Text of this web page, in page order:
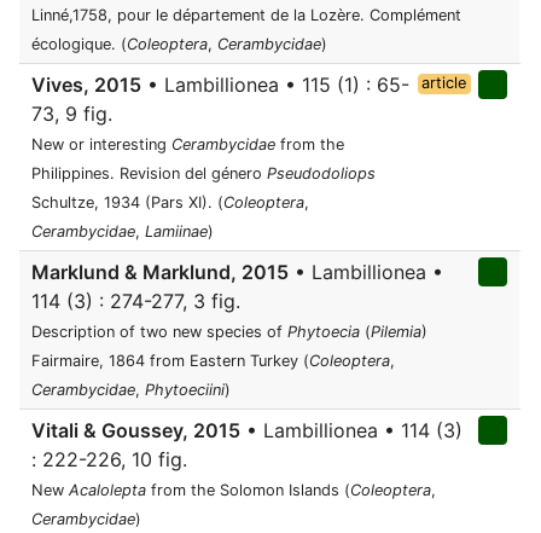
Linné,1758, pour le département de la Lozère. Complément
écologique. (Coleoptera, Cerambycidae)
Vives, 2015 • Lambillionea • 115 (1) : 65-
73, 9 fig.
New or interesting Cerambycidae from the
Philippines. Revision del género Pseudodoliops
Schultze, 1934 (Pars XI). (Coleoptera,
Cerambycidae, Lamiinae)
article
Marklund & Marklund, 2015 • Lambillionea •
114 (3) : 274-277, 3 fig.
Description of two new species of Phytoecia (Pilemia)
Fairmaire, 1864 from Eastern Turkey (Coleoptera,
Cerambycidae, Phytoeciini)
Vitali & Goussey, 2015 • Lambillionea • 114 (3)
: 222-226, 10 fig.
New Acalolepta from the Solomon Islands (Coleoptera,
Cerambycidae)